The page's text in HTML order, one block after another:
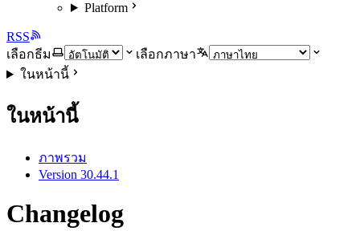
Platform
RSS
เลือกธีม
เลือกภาษา
ในหน้านี้
ในหน้านี้
ภาพรวม
Version 30.44.1
Changelog